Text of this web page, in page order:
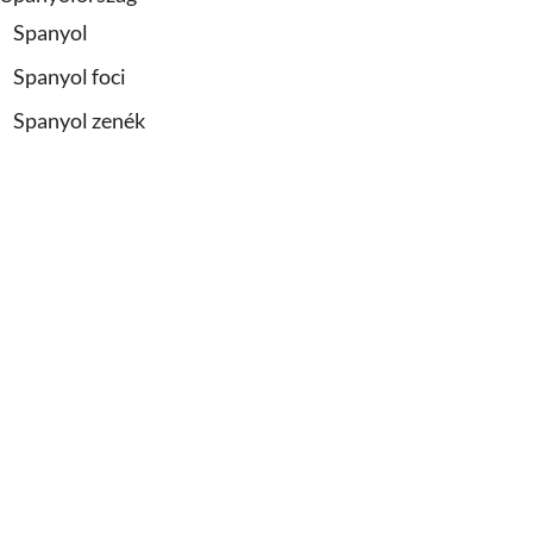
Spanyol
Spanyol foci
Spanyol zenék